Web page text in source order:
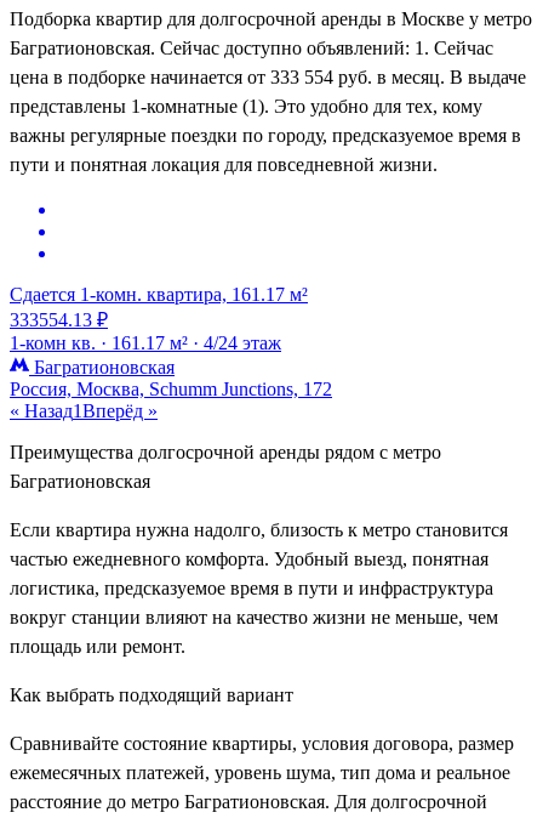
Подборка квартир для долгосрочной аренды в Москве у метро
Багратионовская. Сейчас доступно объявлений: 1. Сейчас
цена в подборке начинается от 333 554 руб. в месяц. В выдаче
представлены 1-комнатные (1). Это удобно для тех, кому
важны регулярные поездки по городу, предсказуемое время в
пути и понятная локация для повседневной жизни.
Сдается 1-комн. квартира, 161.17 м²
333554.13 ₽
1-комн кв. · 161.17 м² · 4/24 этаж
Багратионовская
Россия, Москва, Schumm Junctions, 172
« Назад1Вперёд »
Преимущества долгосрочной аренды рядом с метро
Багратионовская
Если квартира нужна надолго, близость к метро становится
частью ежедневного комфорта. Удобный выезд, понятная
логистика, предсказуемое время в пути и инфраструктура
вокруг станции влияют на качество жизни не меньше, чем
площадь или ремонт.
Как выбрать подходящий вариант
Сравнивайте состояние квартиры, условия договора, размер
ежемесячных платежей, уровень шума, тип дома и реальное
расстояние до метро Багратионовская. Для долгосрочной